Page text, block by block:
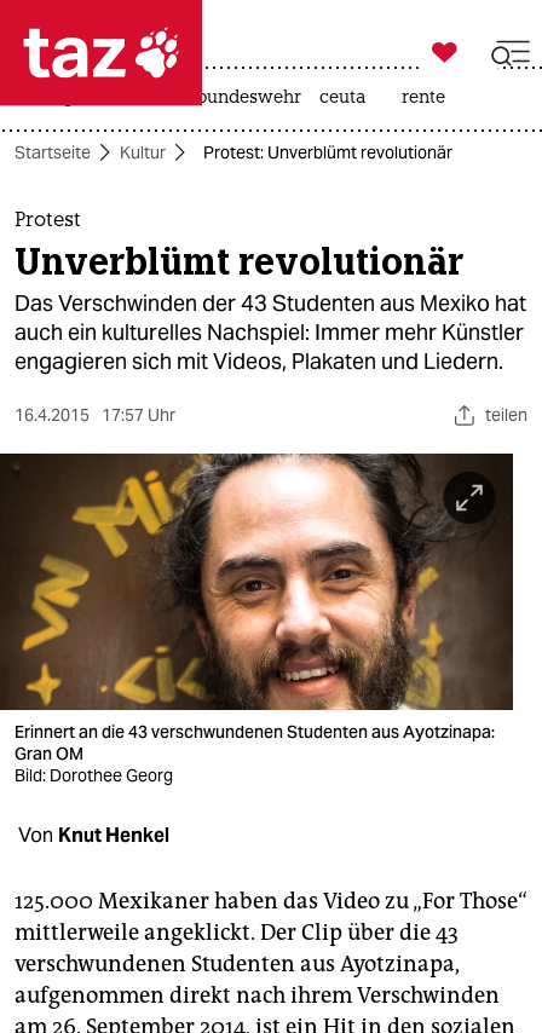
 taz zahl ich
taz zahl ich
themen
politik
öko
gesellschaft
nord
wahrheit
verlag
verlag
shop
fragen & hilfe
unterstützen
abo

taz zahl ich
bundeswehr ceuta rente
Startseite Kultur Protest: Unverblümt revolutionär
Protest
Unverblümt revolutionär
Das Verschwinden der 43 Studenten aus Mexiko hat
auch ein kulturelles Nachspiel: Immer mehr Künstler
engagieren sich mit Videos, Plakaten und Liedern.
16.4.2015 17:57 Uhr teilen
Erinnert an die 43 verschwundenen Studenten aus Ayotzinapa:
Gran OM
Bild: Dorothee Georg
Von Knut Henkel
125.000 Mexikaner haben das Video zu „For Those“
mittlerweile angeklickt. Der Clip über die 43
verschwundenen Studenten aus Ayotzinapa,
aufgenommen direkt nach ihrem Verschwinden
am 26. September 2014, ist ein Hit in den sozialen